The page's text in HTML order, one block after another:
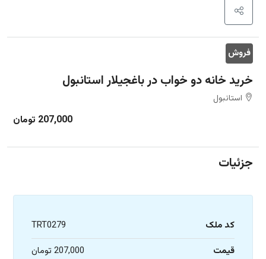
فروش
خرید خانه دو خواب در باغجیلار استانبول
استانبول
207,000 تومان
جزئیات
کد ملک
TRT0279
قیمت
207,000 تومان